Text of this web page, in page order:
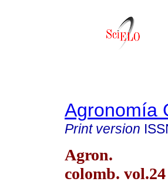
Agronomía
Print version
Agron.
colomb.